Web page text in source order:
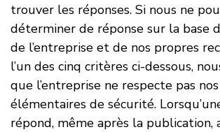
trouver les réponses. Si nous ne
déterminer de réponse sur la base
de l’entreprise et de nos propres
l’un des cinq critères ci-dessous,
que l’entreprise ne respecte pas
élémentaires de sécurité.
répond, même après la publication,